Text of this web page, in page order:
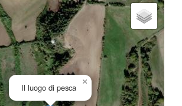
Il luogo di pesca
×